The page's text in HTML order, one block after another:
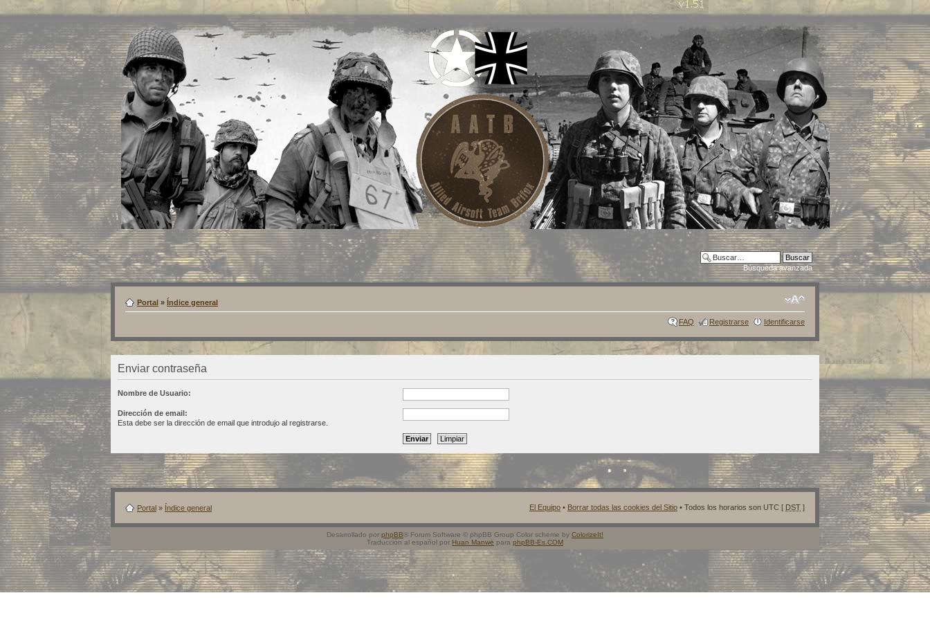
Búsqueda avanzada
Portal » Índice general
FAQ Registrarse Identificarse
Enviar contraseña
Nombre de Usuario:
Dirección de email:
Esta debe ser la dirección de email que introdujo al registrarse.
Portal » Índice general El Equipo • Borrar todas las cookies del Sitio • Todos los horarios son UTC [ DST ]
Desarrollado por phpBB® Forum Software © phpBB Group Color scheme by ColorizeIt!
Traducción al español por Huan Manwë para phpBB-Es.COM